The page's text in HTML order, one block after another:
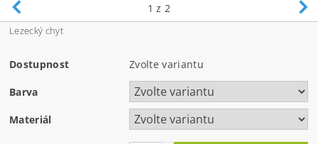
1 z 2
Lezecký chyt
Dostupnost Zvolte variantu
Barva
Materiál